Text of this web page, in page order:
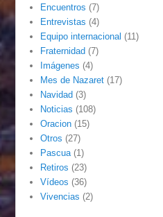
Encuentros (7)
Entrevistas (4)
Equipo internacional (11)
Fraternidad (7)
Imágenes (4)
Mes de Nazaret (17)
Navidad (3)
Noticias (108)
Oracion (15)
Otros (27)
Pascua (1)
Retiros (23)
Vídeos (36)
Vivencias (2)